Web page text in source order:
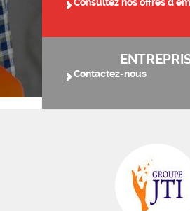
Consultez nos offres
Contactez-nous